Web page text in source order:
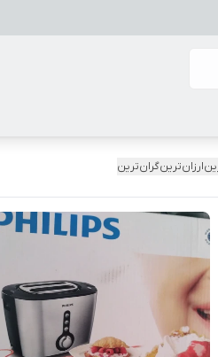
ارزان‌ترینگران‌ترین